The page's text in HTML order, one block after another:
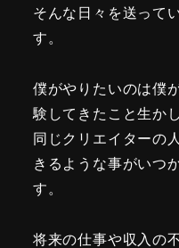
そんな日々を送って
す。
僕がやりたいのは僕
験してきたこと生か
同じクリエイターの
きるような事がいつ
す。
将来の仕事や収入の